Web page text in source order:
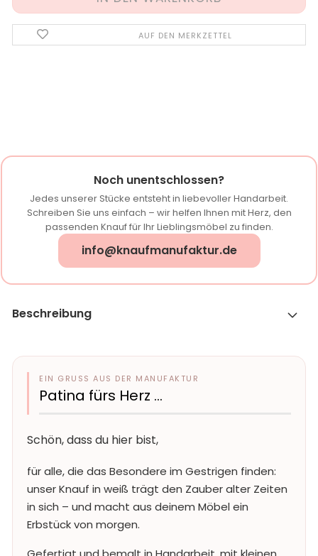
AUF DEN MERKZETTEL
Noch unentschlossen?
Jedes unserer Stücke entsteht in liebevoller Handarbeit.
Schreiben Sie uns einfach – wir helfen Ihnen mit Herz, den
passenden Knauf für Ihr Lieblingsmöbel zu finden.
info@knaufmanufaktur.de
Beschreibung
EIN GRUSS AUS DER MANUFAKTUR
Patina fürs Herz …
Schön, dass du hier bist,
für alle, die das Besondere im Gestrigen finden:
unser Knauf in weiß trägt den Zauber alter Zeiten
in sich – und macht aus deinem Möbel ein
Erbstück von morgen.